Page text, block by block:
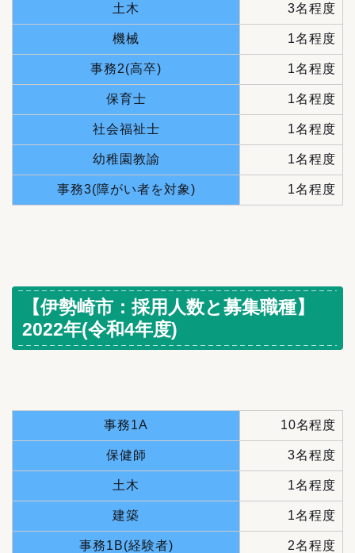
土木 3名程度
機械 1名程度
事務2(高卒) 1名程度
保育士 1名程度
社会福祉士 1名程度
幼稚園教諭 1名程度
事務3(障がい者を対象) 1名程度
【伊勢崎市：採用人数と募集職種】
2022年(令和4年度)
事務1A 10名程度
保健師 3名程度
土木 1名程度
建築 1名程度
事務1B(経験者) 2名程度